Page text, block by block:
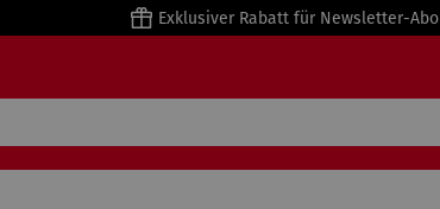
Exklusiver Rabatt für Newsletter-Abo